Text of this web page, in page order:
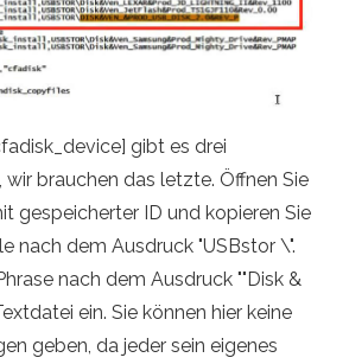
gibt es drei
wir brauchen das letzte. Öffnen Sie
gespeicherter ID und kopieren Sie
nach dem Ausdruck "USBstor \".
nach dem Ausdruck ""Disk &
ein. Sie können hier keine
geben, da jeder sein eigenes